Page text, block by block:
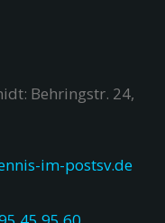
Behringstr. 24,
im-postsv.de